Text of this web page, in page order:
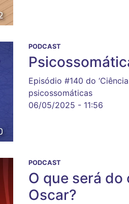
PODCAST
Episódio #140 do
psicossomáticas
06/05/2025 - 11:56
PODCAST
O que será
Oscar?